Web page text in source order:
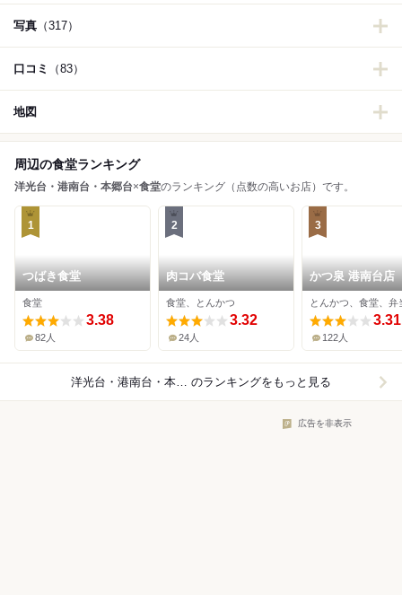
写真 （317）
口コミ （83）
地図
周辺の食堂ランキング
洋光台・港南台・本郷台×食堂のランキング（点数の高いお店）です。
1
つばき食堂
食堂
3.38
82人
2
肉コバ食堂
食堂、とんかつ
3.32
24人
3
かつ泉 港南台店
とんかつ、食堂、弁
3.31
122人
洋光台・港南台・本郷台×食堂 のランキングをもっと見る
広告を非表示